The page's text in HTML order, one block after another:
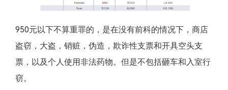
950元以下不算重罪的，是在没有前科的情况下，商店
盗窃，大盗，销赃，伪造，欺诈性支票和开具空头支
票，以及个人使用非法药物。但是不包括砸车和入室行
窃。